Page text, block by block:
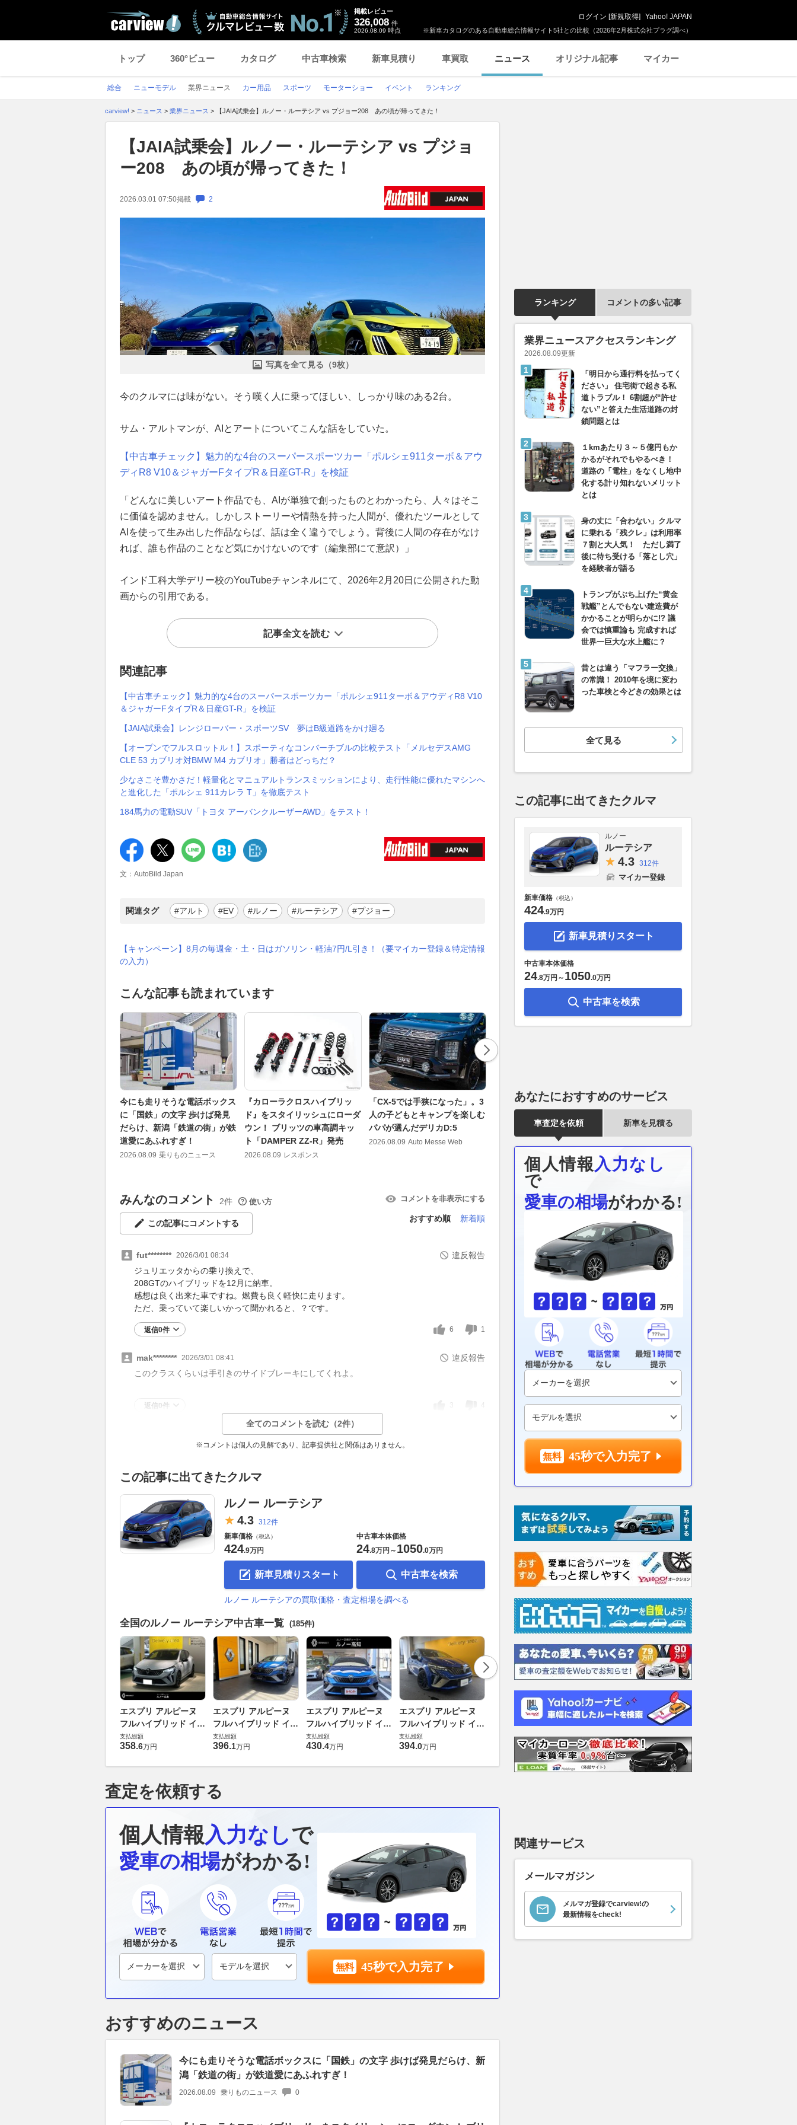
※新車カタログのある自動車総合情報サイト5社との比較（2026年2月株式会社プラグ調べ）
掲載レビュー
326,008 件
2026.08.09 時点
ログイン [新規取得] Yahoo! JAPAN
トップ 360°ビュー カタログ 中古車検索 新車見積り 車買取 ニュース オリジナル記事 マイカー
総合 ニューモデル 業界ニュース カー用品 スポーツ モーターショー イベント ランキング
carview! > ニュース > 業界ニュース > 【JAIA試乗会】ルノー・ルーテシア vs プジョー208 あの頃が帰ってきた！
【JAIA試乗会】ルノー・ルーテシア vs プジョ
ー208 あの頃が帰ってきた！
2026.03.01 07:50掲載 2
写真を全て見る（9枚）
今のクルマには味がない。そう嘆く人に乗ってほしい、しっかり味のある2台。
サム・アルトマンが、AIとアートについてこんな話をしていた。
【中古車チェック】魅力的な4台のスーパースポーツカー「ポルシェ911ターボ＆アウ
ディR8 V10＆ジャガーFタイプR＆日産GT-R」を検証
「どんなに美しいアート作品でも、AIが単独で創ったものとわかったら、人々はそこ
に価値を認めません。しかしストーリーや情熱を持った人間が、優れたツールとして
AIを使って生み出した作品ならば、話は全く違うでしょう。背後に人間の存在がなけ
れば、誰も作品のことなど気にかけないのです（編集部にて意訳）」
インド工科大学デリー校のYouTubeチャンネルにて、2026年2月20日に公開された動
画からの引用である。
記事全文を読む
関連記事
【中古車チェック】魅力的な4台のスーパースポーツカー「ポルシェ911ターボ＆アウディR8 V10
＆ジャガーFタイプR＆日産GT-R」を検証
【JAIA試乗会】レンジローバー・スポーツSV 夢はB級道路をかけ廻る
【オープンでフルスロットル！】スポーティなコンバーチブルの比較テスト「メルセデスAMG
CLE 53 カブリオ対BMW M4 カブリオ」勝者はどっちだ？
少なさこそ豊かさだ！軽量化とマニュアルトランスミッションにより、走行性能に優れたマシンへ
と進化した「ポルシェ 911カレラ T」を徹底テスト
184馬力の電動SUV「トヨタ アーバンクルーザーAWD」をテスト！
文：AutoBild Japan
関連タグ #アルト #EV #ルノー #ルーテシア #プジョー
【キャンペーン】8月の毎週金・土・日はガソリン・軽油7円/L引き！（要マイカー登録＆特定情報
の入力）
こんな記事も読まれています
今にも走りそうな電話ボックス
に「国鉄」の文字 歩けば発見
だらけ、新潟「鉄道の街」が鉄
道愛にあふれすぎ！
2026.08.09 乗りものニュース
『カローラクロスハイブリッ
ド』をスタイリッシュにローダ
ウン！ ブリッツの車高調キッ
ト「DAMPER ZZ-R」発売
2026.08.09 レスポンス
「CX-5では手狭になった」。3
人の子どもとキャンプを楽しむ
パパが選んだデリカD:5
2026.08.09 Auto Messe Web
今度の毒蛇は830馬力！ 蘇っ
ク」は狂暴なスペック!!
WEB CARTOP
【MotoGP】アプリリアに勝つ
マルケス、ドゥカティ陣営最上
ギリスGP
2026.08.09 motorsport.com 日本版
みんなのコメント 2件 使い方 コメントを非表示にする
この記事にコメントする
おすすめ順 新着順
fut******** 2026/3/01 08:34
違反報告
ジュリエッタからの乗り換えで、
208GTのハイブリッドを12月に納車。
感想は良く出来た車ですね。燃費も良く軽快に走ります。
ただ、乗っていて楽しいかって聞かれると、？です。
返信0件 6 1
mak******** 2026/3/01 08:41
違反報告
このクラスくらいは手引きのサイドブレーキにしてくれよ。
返信0件 4
全てのコメントを読む（2件）
※コメントは個人の見解であり、記事提供社と関係はありません。
この記事に出てきたクルマ
ルノー ルーテシア
4.3 312件
新車価格 （税込）
424.9万円
新車見積りスタート
中古車本体価格
24.8万円 ～ 1050.0万円
中古車を検索
ルノー ルーテシアの買取価格・査定相場を調べる
全国のルノー ルーテシア中古車一覧 (185件)
エスプリ アルピーヌ
フルハイブリッド イー
テック
支払総額
358.6万円
エスプリ アルピーヌ
フルハイブリッド イー
テック
支払総額
396.1万円
エスプリ アルピーヌ
フルハイブリッド イー
テック
支払総額
430.4万円
エスプリ アルピーヌ
フルハイブリッド イー
テック
支払総額
394.0万円
エスプリ アルピーヌ
フルハイブリッド イー
万円
アントラクト イーテッ
ク フルハイブリッド
237.8万円
アントラクト イーテッ
ク フルハイブリッド
303
査定を依頼する
個人情報入力なしで
愛車の相場がわかる!
45秒で入力完了
おすすめのニュース
今にも走りそうな電話ボックスに「国鉄」の文字 歩けば発見だらけ、新
潟「鉄道の街」が鉄道愛にあふれすぎ！
2026.08.09 乗りものニュース 0
ランキング コメントの多い記事
業界ニュースアクセスランキング
2026.08.09更新
「明日から通行料を払ってく
ださい」 住宅街で起きる私
道トラブル！ 6割超が“許せ
ない”と答えた生活道路の封
鎖問題とは
１kmあたり３～５億円もか
かるがそれでもやるべき！
道路の「電柱」をなくし地中
化する計り知れないメリット
とは
身の丈に「合わない」クルマ
に乗れる「残クレ」は利用率
７割と大人気！ ただし満了
後に待ち受ける「落とし穴」
を経験者が語る
トランプがぶち上げた“黄金
戦艦”とんでもない建造費が
かかることが明らかに!? 議
会では慎重論も 完成すれば
世界一巨大な水上艦に？
昔とは違う「マフラー交換」
の常識！ 2010年を境に変わ
った車検と今どきの効果とは
全て見る
この記事に出てきたクルマ
ルノー
ルーテシア
4.3 312件
マイカー登録
新車価格 （税込）
424.9万円
新車見積りスタート
中古車本体価格
24.8万円 ～ 1050.0万円
中古車を検索
あなたにおすすめのサービス
車査定を依頼 新車を見積る
個人情報 入力なし
で
愛車の相場がわかる!
45秒で入力完了
関連サービス
メールマガジン
メルマガ登録でcarview!の
最新情報をcheck!